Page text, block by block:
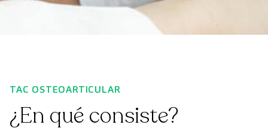
TAC OSTEOARTICULAR
¿En qué consiste?